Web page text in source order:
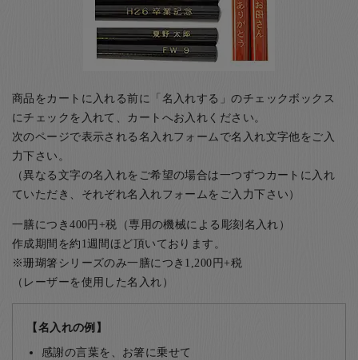
商品をカートに入れる前に「名入れする」のチェックボックス
にチェックを入れて、カートへお入れください。
次のページで表示される名入れフォームで名入れ文字他をご入
力下さい。
（異なる文字の名入れをご希望の場合は一つずつカートに入れ
ていただき、それぞれ名入れフォームをご入力下さい）
一膳につき400円+税（専用の機械による彫刻名入れ）
作成期間を約1週間ほど頂いております。
※珊瑚箸シリーズのみ一膳につき1,200円+税
（レーザーを使用した名入れ）
【名入れの例】
感謝の言葉を、お箸に乗せて